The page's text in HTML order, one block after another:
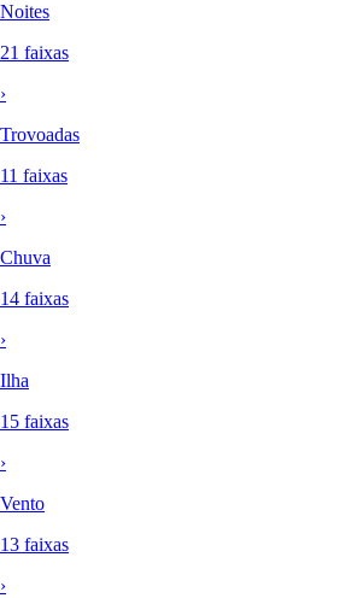
Noites
21 faixas
›
Trovoadas
11 faixas
›
Chuva
14 faixas
›
Ilha
15 faixas
›
Vento
13 faixas
›